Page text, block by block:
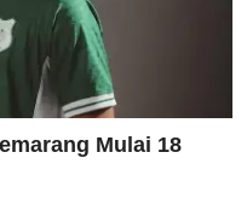
Mulai 18